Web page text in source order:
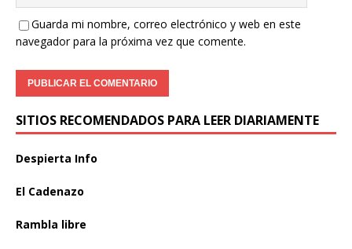
Guarda mi nombre, correo electrónico y web en este
navegador para la próxima vez que comente.
SITIOS RECOMENDADOS PARA LEER DIARIAMENTE
Despierta Info
El Cadenazo
Rambla libre